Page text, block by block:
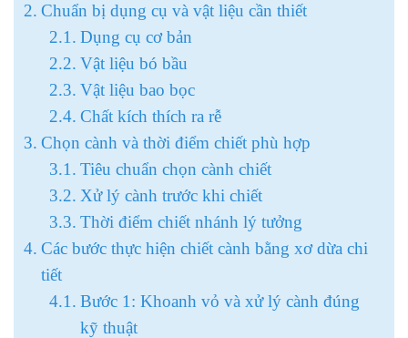
Chuẩn bị dụng cụ và vật liệu cần thiết
Dụng cụ cơ bản
Vật liệu bó bầu
Vật liệu bao bọc
Chất kích thích ra rễ
Chọn cành và thời điểm chiết phù hợp
Tiêu chuẩn chọn cành chiết
Xử lý cành trước khi chiết
Thời điểm chiết nhánh lý tưởng
Các bước thực hiện chiết cành bằng xơ dừa chi
tiết
Bước 1: Khoanh vỏ và xử lý cành đúng
kỹ thuật